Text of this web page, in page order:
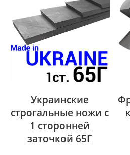
Украинские
строгальные ножи с
1 сторонней
заточкой 65Г